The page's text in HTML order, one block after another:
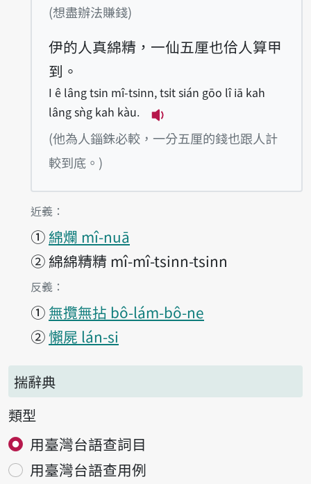
(想盡辦法賺錢)
伊的人真綿精，一仙五厘也佮人算甲
到。
I ê lâng tsin mî-tsinn, tsi̍t sián gōo lî iā kah
lâng sǹg kah kàu.
播放例句I ê lâng tsin
(他為人錙銖必較，一分五厘的錢也跟人計
較到底。)
第1項釋義的
近義：
① 綿爛 mî-nuā
② 綿綿精精 mî-mî-tsinn-tsinn
第1項釋義的
反義：
① 無攬無拈 bô-lám-bô-ne
②懶屍 lán-si
揣辭典
類型
用臺灣台語查詞目
用臺灣台語查用例